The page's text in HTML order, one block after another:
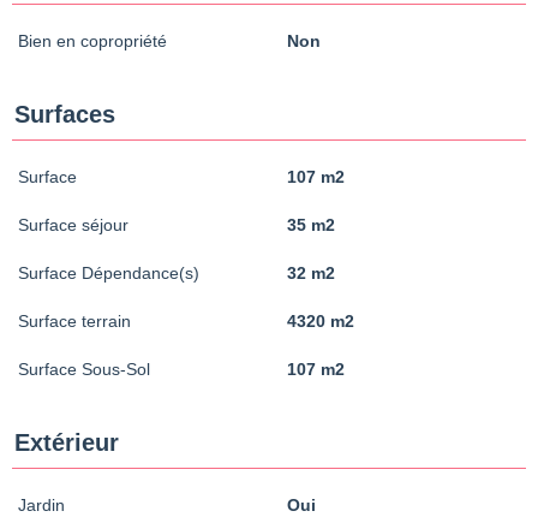
Bien en copropriété Non
Surfaces
Surface 107 m2
Surface séjour 35 m2
Surface Dépendance(s) 32 m2
Surface terrain 4320 m2
Surface Sous-Sol 107 m2
Extérieur
Jardin Oui